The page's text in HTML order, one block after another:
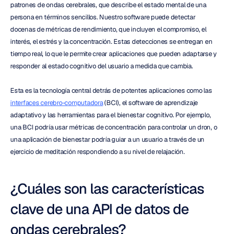
patrones de ondas cerebrales, que describe el estado mental de una
persona en términos sencillos. Nuestro software puede detectar
docenas de métricas de rendimiento, que incluyen el compromiso, el
interés, el estrés y la concentración. Estas detecciones se entregan en
tiempo real, lo que le permite crear aplicaciones que pueden adaptarse y
responder al estado cognitivo del usuario a medida que cambia.
interfaces cerebro-computadora (BCI), el software de aprendizaje
adaptativo y las herramientas para el bienestar cognitivo. Por ejemplo,
una BCI podría usar métricas de concentración para controlar un dron, o
una aplicación de bienestar podría guiar a un usuario a través de un
ejercicio de meditación respondiendo a su nivel de relajación.
¿Cuáles son las características
clave de una API de datos de
ondas cerebrales?